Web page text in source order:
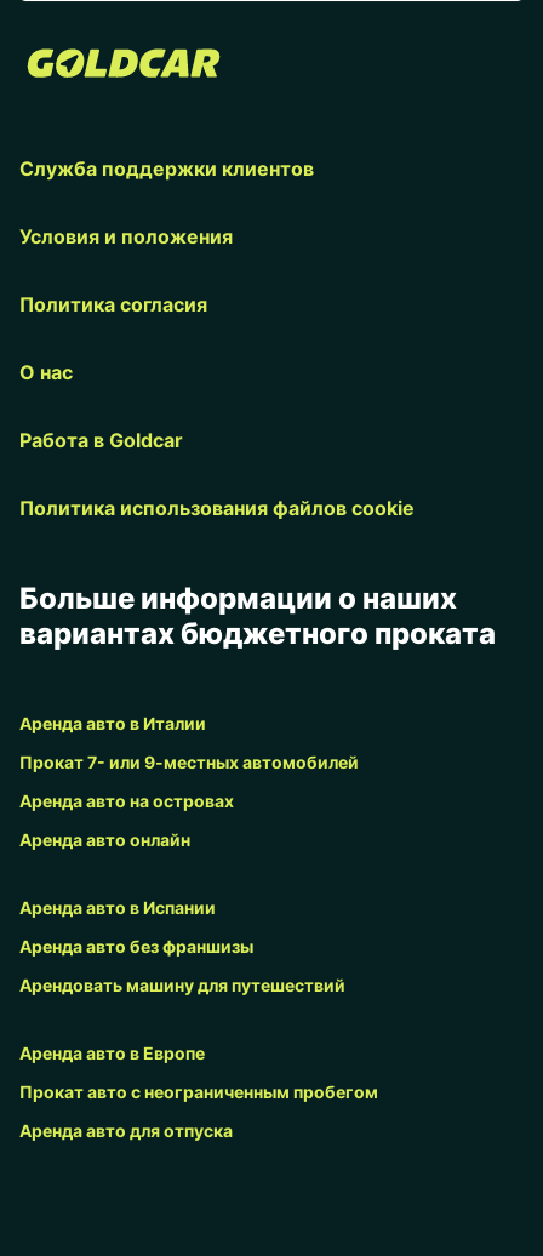
Служба поддержки клиентов
Условия и положения
Политика согласия
О нас
Работа в Goldcar
Политика использования файлов cookie
Больше информации о наших
вариантах бюджетного проката
Аренда авто в Италии
Прокат 7- или 9-местных автомобилей
Аренда авто на островах
Аренда авто онлайн
Аренда авто в Испании
Аренда авто без франшизы
Арендовать машину для путешествий
Аренда авто в Европе
Прокат авто с неограниченным пробегом
Аренда авто для отпуска